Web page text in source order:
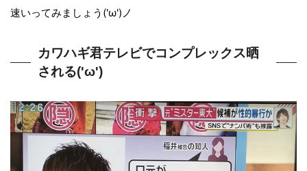
速いってみましょう('ω')ノ
カワハギ君テレビでコンプレックス晒
される('ω')